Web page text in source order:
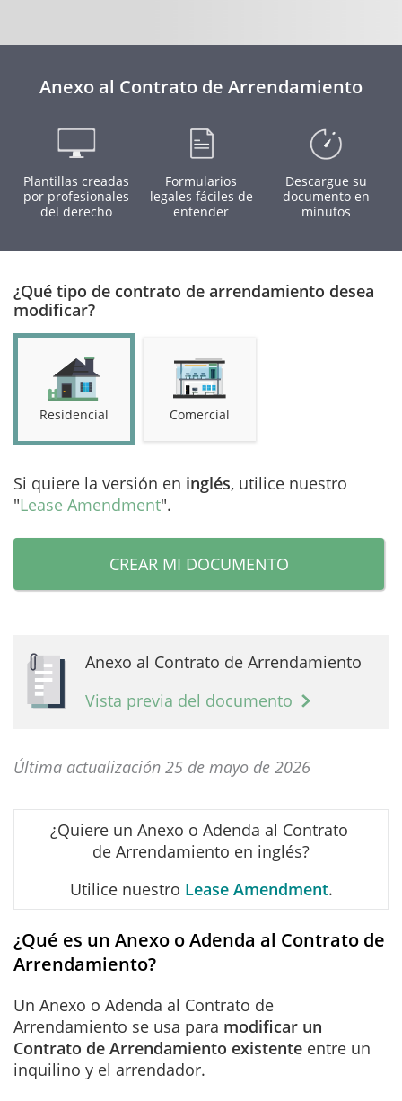
Anexo al Contrato de Arrendamiento
Plantillas creadas
por profesionales
del derecho
Formularios
legales fáciles de
entender
Descargue su
documento en
minutos
¿Qué tipo de contrato de arrendamiento desea
modificar?
Residencial Comercial
Si quiere la versión en inglés, utilice nuestro
"Lease Amendment".
CREAR MI DOCUMENTO
Anexo al Contrato de Arrendamiento
Vista previa del documento
Última actualización 25 de mayo de 2026
¿Quiere un Anexo o Adenda al Contrato
de Arrendamiento en inglés?
Utilice nuestro Lease Amendment.
¿Qué es un Anexo o Adenda al Contrato de
Arrendamiento?
Un Anexo o Adenda al Contrato de
Arrendamiento se usa para modificar un
Contrato de Arrendamiento existente entre un
inquilino y el arrendador.